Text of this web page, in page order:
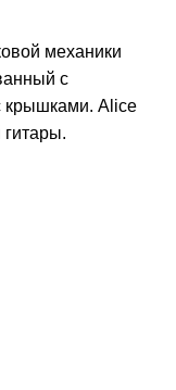
механики
с
крышками. Alice
гитары.